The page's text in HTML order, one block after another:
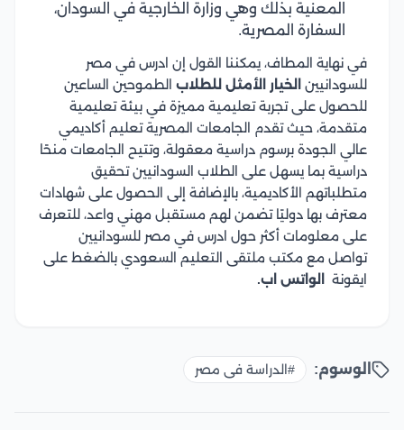
المعنية بذلك وهي وزارة الخارجية في السودان،
السفارة المصرية.
في نهاية المطاف، يمكننا القول إن ادرس في مصر
للسودانيين
الخيار الأمثل للطلاب الطموحين الساعين
للحصول على تجربة تعليمية مميزة في بيئة تعليمية
متقدمة، حيث تقدم الجامعات المصرية تعليم أكاديمي
عالي الجودة برسوم دراسية معقولة، وتتيح الجامعات منحًا
دراسية بما يسهل على الطلاب السودانيين تحقيق
متطلباتهم الأكاديمية، بالإضافة إلى الحصول على شهادات
معترف بها دوليًا تضمن لهم مستقبل مهني واعد، للتعرف
على معلومات أكثر حول ادرس في مصر للسودانيين
تواصل مع مكتب ملتقى التعليم السعودي بالضغط على
ايقونة
الواتس اب.
الوسوم: #الدراسة فى مصر